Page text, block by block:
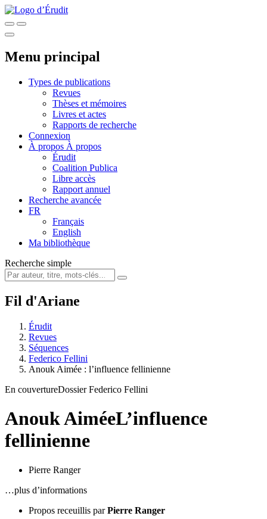
Menu principal
Types de publications
Revues
Thèses et mémoires
Livres et actes
Rapports de recherche
Connexion
À propos À propos
Érudit
Coalition Publica
Libre accès
Rapport annuel
Recherche avancée
FR
Français
English
Ma bibliothèque
Recherche simple
Fil d'Ariane
Érudit
Revues
Séquences
Federico Fellini
Anouk Aimée : l’influence fellinienne
En couvertureDossier Federico Fellini
Anouk AiméeL’influence
fellinienne
Pierre Ranger
…plus d’informations
Propos receuillis par Pierre Ranger